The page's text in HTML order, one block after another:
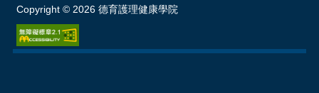
Copyright © 2026德育護理健康學院